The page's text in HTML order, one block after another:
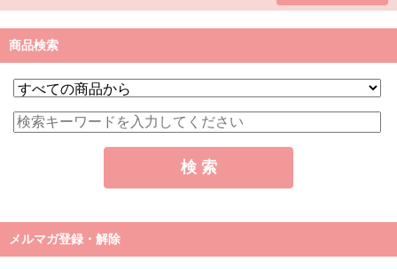
商品検索
メルマガ登録・解除